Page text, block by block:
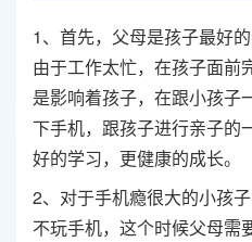
1、首先，父母是孩子最好
由于工作太忙，在孩子面前
是影响着孩子，在跟小孩子
下手机，跟孩子进行亲子的
好的学习，更健康的成长。
2、对于手机瘾很大的小孩
不玩手机，这个时候父母需